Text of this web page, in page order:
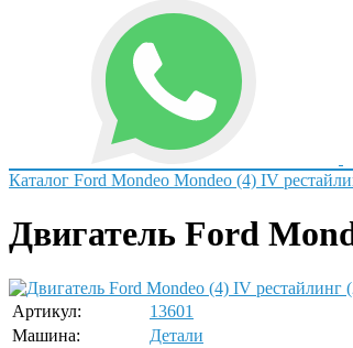
Каталог Ford Mondeo Mondeo (4) IV
Двигатель Ford
Артикул:
13601
Машина:
Детали